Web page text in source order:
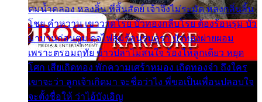
ตมน้ำคลอง หลงลิ้น ที่สิ้นสัตย์ เจ้าจึงไม่ระมัด หลงกลิ่นลิ้น
โชย คำหวาน เขาวาดโรย บัวทองกลีบโรย ต้องร้อนรุม บัว
มาบานก่อนตูม ดุจไฟสุมร้อนรุมอุรา บัวทองผ่ายผอม
เพราะตรอมฤทัย ข้าวปลาไม่สนใจ ร้องไห้ลูกเดียว หยุด
โศก เสียเถิดทอง พักความเศร้าหมอง เถิดทองจ๋า ถึงใคร
เขาจะว่า ลูกเจ้าเกิดมา จะชื่อว่าไง พี่ขอเป็นเพื่อนปลอบใจ
จะตั้งชื่อให้ ว่าไอ้บังเอิญ